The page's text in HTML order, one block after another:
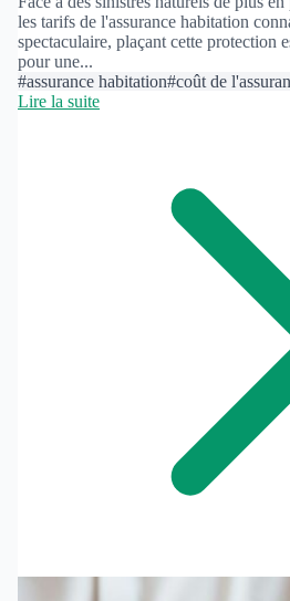
les tarifs de l'assurance habitation
spectaculaire, plaçant cette protection
pour une...
#assurance habitation#coût de
Lire la suite